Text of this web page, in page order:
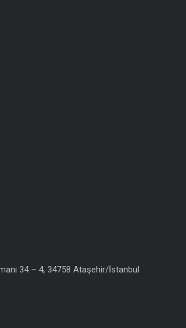
34 – 4, 34758 Ataşehir/İstanbul